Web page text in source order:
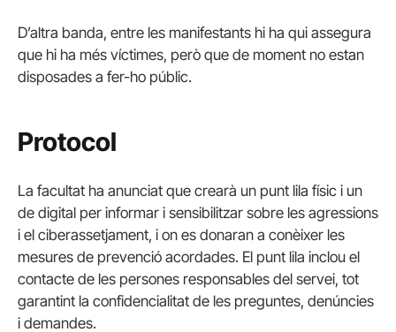
D’altra banda, entre les manifestants hi ha qui assegura
que hi ha més víctimes, però que de moment no estan
disposades a fer-ho públic.
Protocol
La facultat ha anunciat que crearà un punt lila físic i un
de digital per informar i sensibilitzar sobre les agressions
i el ciberassetjament, i on es donaran a conèixer les
mesures de prevenció acordades. El punt lila inclou el
contacte de les persones responsables del servei, tot
garantint la confidencialitat de les preguntes, denúncies
i demandes.